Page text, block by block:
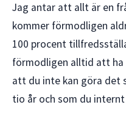
Jag antar att allt är en
kommer förmodligen
100 procent
förmodligen alltid att
att du inte kan göra det
tio år och som du